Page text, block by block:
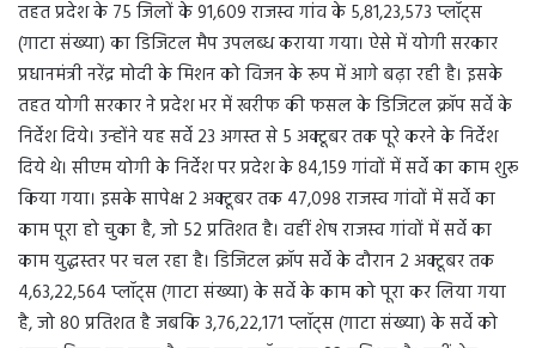
तहत प्रदेश के 75 जिलों के 91,609 राजस्व गांव के 5,81,23,573 प्लॉट्स
(गाटा संख्या) का डिजिटल मैप उपलब्ध कराया गया। ऐसे में योगी सरकार
प्रधानमंत्री नरेंद्र मोदी के मिशन को विजन के रूप में आगे बढ़ा रही है। इसके
तहत योगी सरकार ने प्रदेश भर में खरीफ की फसल के डिजिटल क्रॉप सर्वे के
निर्देश दिये। उन्होंने यह सर्वे 23 अगस्त से 5 अक्टूबर तक पूरे करने के निर्देश
दिये थे। सीएम योगी के निर्देश पर प्रदेश के 84,159 गांवों में सर्वे का काम शुरू
किया गया। इसके सापेक्ष 2 अक्टूबर तक 47,098 राजस्व गांवों में सर्वे का
काम पूरा हो चुका है, जो 52 प्रतिशत है। वहीं शेष राजस्व गांवों में सर्वे का
काम युद्धस्तर पर चल रहा है। डिजिटल क्रॉप सर्वे के दौरान 2 अक्टूबर तक
4,63,22,564 प्लॉट्स (गाटा संख्या) के सर्वे के काम को पूरा कर लिया गया
है, जो 80 प्रतिशत है जबकि 3,76,22,171 प्लॉट्स (गाटा संख्या) के सर्वे को